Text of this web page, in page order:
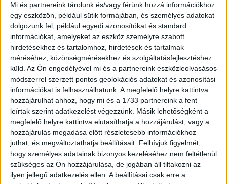
Mi és partnereink tárolunk és/vagy férünk hozzá információkhoz
egy eszközön, például sütik formájában, és személyes adatokat
dolgozunk fel, például egyedi azonosítókat és standard
információkat, amelyeket az eszköz személyre szabott
hirdetésekhez és tartalomhoz, hirdetések és tartalmak
méréséhez, közönségmérésekhez és szolgáltatásfejlesztéshez
küld. Az Ön engedélyével mi és a partnereink eszközleolvasásos
módszerrel szerzett pontos geolokációs adatokat és azonosítási
információkat is felhasználhatunk. A megfelelő helyre kattintva
hozzájárulhat ahhoz, hogy mi és a 1733 partnereink a fent
leírtak szerint adatkezelést végezzünk. Másik lehetőségként a
megfelelő helyre kattintva elutasíthatja a hozzájárulást, vagy a
hozzájárulás megadása előtt részletesebb információkhoz
juthat, és megváltoztathatja beállításait. Felhívjuk figyelmét,
hogy személyes adatainak bizonyos kezeléséhez nem feltétlenül
szükséges az Ön hozzájárulása, de jogában áll tiltakozni az
ilyen jellegű adatkezelés ellen. A beállításai csak erre a
Orbán Gáspár Csádban, mérgező anyag
Újpesten és Rákospalotán
2026. augusztus 7.
Félmilliárd forintot kapott a CÖF
„magyarországi vállalkozásoktól” 2025-
ben
2026. augusztus 6.
Mészárosék V-Híd Kft.-je behúzta az
első, 300 milliós tenderét a választások
óta
2026. augusztus 6.
Mi maradt mára a független sajtóból? –